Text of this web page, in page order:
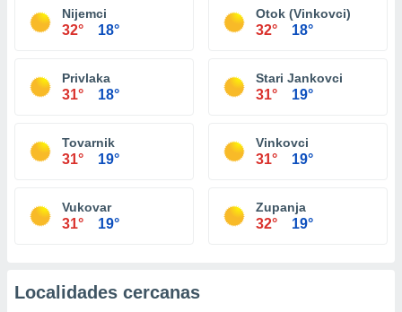
Nijemci
32° 18°
Otok (Vinkovci)
32° 18°
Privlaka
31° 18°
Stari Jankovci
31° 19°
Tovarnik
31° 19°
Vinkovci
31° 19°
Vukovar
31° 19°
Zupanja
32° 19°
Localidades cercanas